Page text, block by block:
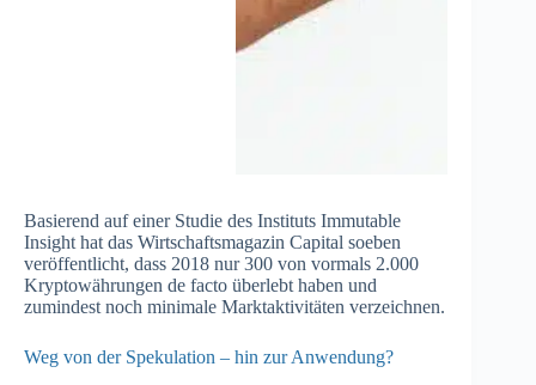
Basierend auf einer Studie des Instituts Immutable
Insight hat das Wirtschaftsmagazin Capital soeben
veröffentlicht, dass 2018 nur 300 von vormals 2.000
Kryptowährungen de facto überlebt haben und
zumindest noch minimale Marktaktivitäten verzeichnen.
Weg von der Spekulation – hin zur Anwendung?